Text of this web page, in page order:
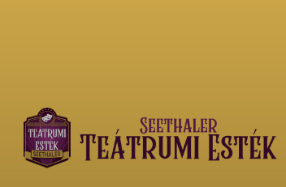
előadást, teljesen feltöltődtem.
Még ilyen vidám darabokat, sokat!